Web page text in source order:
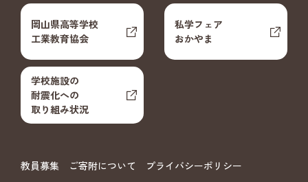
岡山県高等学校
工業教育協会
私学フェア
おかやま
学校施設の
耐震化への
取り組み状況
教員募集 ご寄附について プライバシーポリシー